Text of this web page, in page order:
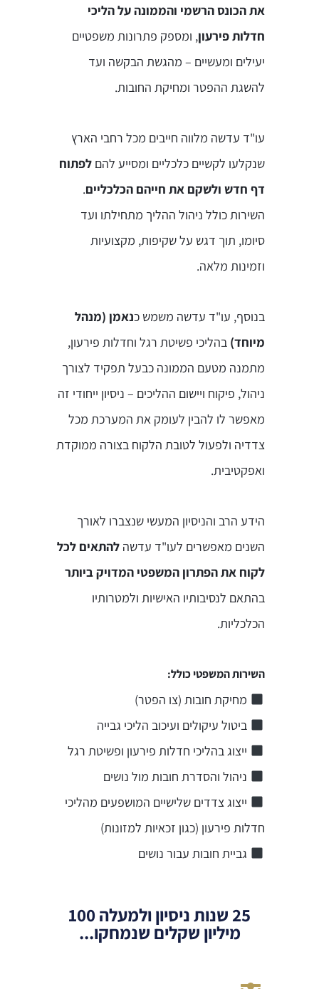
את הכונס הרשמי והממונה על הליכי
חדלות פירעון, ומספק פתרונות משפטיים
יעילים ומעשיים – מהגשת הבקשה ועד
להשגת ההפטר ומחיקת החובות.
עו"ד עדשה מלווה חייבים מכל רחבי הארץ
שנקלעו לקשיים כלכליים ומסייע להםלפתוח
דף חדש ולשקם את חייהם הכלכליים.
השירות כולל ניהול ההליך מתחילתו ועד
סיומו, תוך דגש על שקיפות, מקצועיות
וזמינות מלאה.
בנוסף, עו"ד עדשה משמש כנאמן (מנהל
מיוחד) בהליכי פשיטת רגל וחדלות פירעון,
מתמנה מטעם הממונה כבעל תפקיד לצורך
ניהול, פיקוח ויישום ההליכים – ניסיון ייחודי זה
מאפשר לו להבין לעומק את המערכת מכל
צדדיה ולפעול לטובת הלקוח בצורה ממוקדת
ואפקטיבית.
הידע הרב והניסיון המעשי שנצברו לאורך
השנים מאפשרים לעו"ד עדשהלהתאים לכל
לקוח את הפתרון המשפטי המדויק ביותר
בהתאם לנסיבותיו האישיות ולמטרותיו
הכלכליות.
השירות המשפטי כולל:
מחיקת חובות (צו הפטר)
ביטול עיקולים ועיכוב הליכי גבייה
ייצוג בהליכי חדלות פירעון ופשיטת רגל
ניהול והסדרת חובות מול נושים
ייצוג צדדים שלישיים המושפעים מהליכי
חדלות פירעון (כגון זכאיות למזונות)
גביית חובות עבור נושים
25 שנות ניסיון ולמעלה 100
מיליון שקלים שנמחקו...